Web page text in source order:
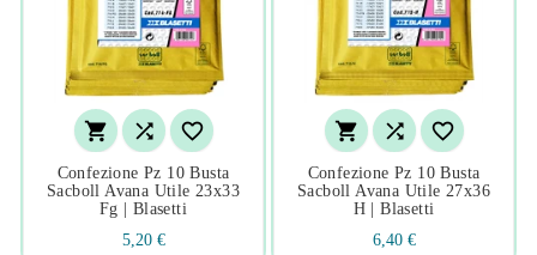
  
Confezione Pz 10 Busta
Sacboll Avana Utile 23x33
Fg | Blasetti
5,20 €
  
Confezione Pz 10 Busta
Sacboll Avana Utile 27x36
H | Blasetti
6,40 €